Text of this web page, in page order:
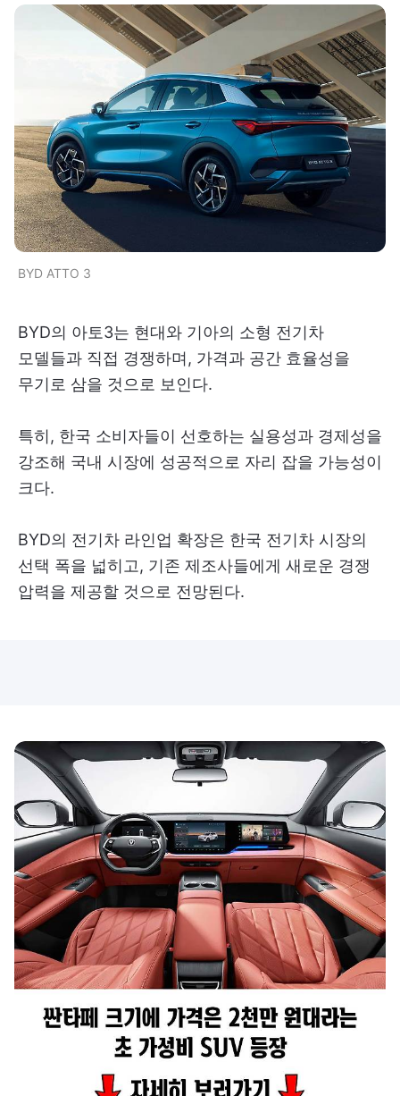
BYD ATTO 3
BYD의 아토3는 현대와 기아의 소형 전기차
모델들과 직접 경쟁하며, 가격과 공간 효율성을
무기로 삼을 것으로 보인다.
특히, 한국 소비자들이 선호하는 실용성과 경제성을
강조해 국내 시장에 성공적으로 자리 잡을 가능성이
크다.
BYD의 전기차 라인업 확장은 한국 전기차 시장의
선택 폭을 넓히고, 기존 제조사들에게 새로운 경쟁
압력을 제공할 것으로 전망된다.